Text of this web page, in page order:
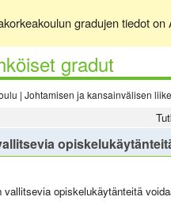
gradujen tiedot on
gradut
| Johtamisen ja kansainvälisen
opiskelukäytänteitä